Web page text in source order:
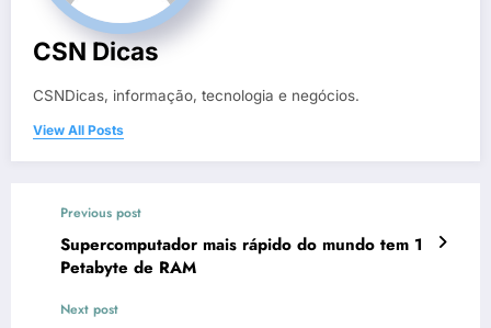
CSN Dicas
CSNDicas, informação, tecnologia e negócios.
View All Posts
Previous post
Supercomputador mais rápido do mundo tem 1
Petabyte de RAM
Next post